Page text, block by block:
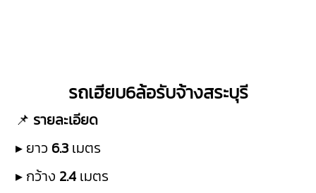
รถเฮียบ6ล้อรับจ้างสระบุรี
📌 รายละเอียด
▸ ยาว 6.3 เมตร
▸ กว้าง 2.4 เมตร